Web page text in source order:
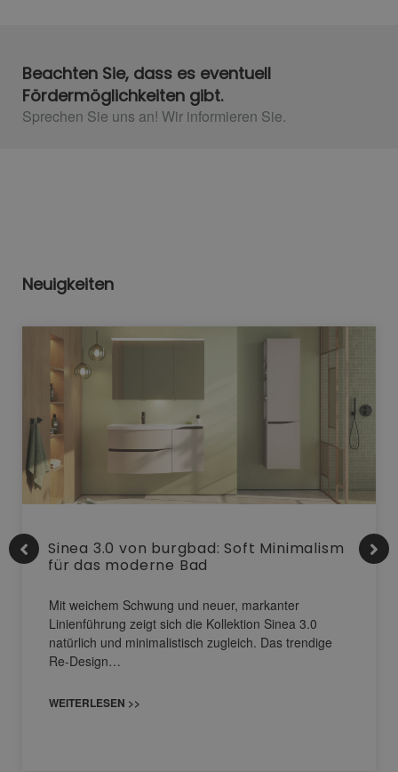
Beachten Sie, dass es eventuell
Fördermöglichkeiten gibt.
Sprechen Sie uns an! Wir informieren Sie.
Neuigkeiten
Sinea 3.0 von burgbad: Soft Minimalism
für das moderne Bad
Mit weichem Schwung und neuer, markanter
Linienführung zeigt sich die Kollektion Sinea 3.0
natürlich und minimalistisch zugleich. Das trendige
Re-Design…
WEITERLESEN >>